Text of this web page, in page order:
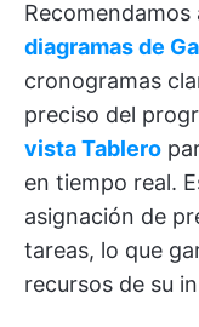
diagramas de
cronogramas
preciso del
vista Tablero
en tiempo real.
asignación de
tareas, lo que
recursos de su